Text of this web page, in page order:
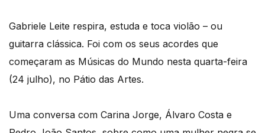
Gabriele Leite respira, estuda e toca violão – ou
guitarra clássica. Foi com os seus acordes que
começaram as Músicas do Mundo nesta quarta-feira
(24 julho), no Pátio das Artes.
Uma conversa com Carina Jorge, Álvaro Costa e